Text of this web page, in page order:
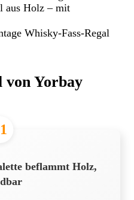
aus Holz – mit
Whisky-Fass-Regal
von Yorbay
beflammt Holz,